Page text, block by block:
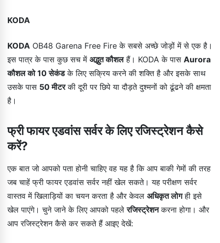
KODA
KODA OB48 Garena Free Fire के सबसे अच्छे जोड़ों में से एक है।
इस पात्र के पास कुछ सच में अद्भुत कौशलहैं। KODA के पास Aurora
कौशल को 10 सेकंडके लिए सक्रिय करने की शक्ति है और इसके साथ
उसके पास 50 मीटरकी दूरी पर छिपे या दौड़ते दुश्मनों को ढूंढने की क्षमता
है।
फ्री फायर एडवांस सर्वर के लिए रजिस्ट्रेशन कैसे
करें?
एक बात जो आपको पता होनी चाहिए वह यह है कि आप बाकी गेमों की तरह
जब चाहें फ्री फायर एडवांस सर्वर नहीं खेल सकते। यह परीक्षण सर्वर
वास्तव में खिलाड़ियों का चयन करता है और केवल अधिकृत लोगही इसे
खेल पाएंगे। चुने जाने के लिए आपको पहलेरजिस्ट्रेशनकरना होगा। और
आप रजिस्ट्रेशन कैसे कर सकते हैं आइए देखें: